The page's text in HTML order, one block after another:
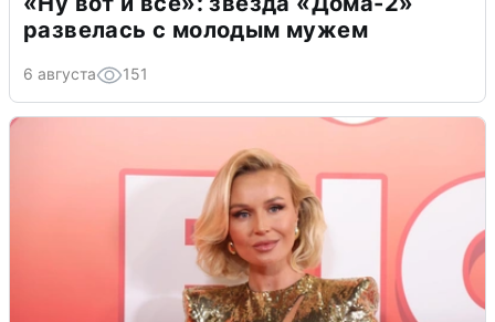
развелась с молодым мужем
6 августа 151